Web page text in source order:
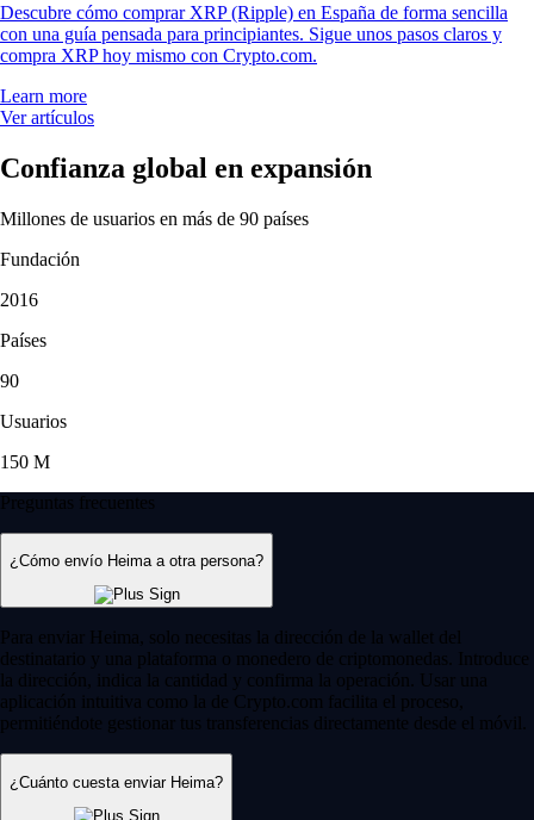
Descubre cómo comprar XRP (Ripple) en España de forma sencilla
con una guía pensada para principiantes. Sigue unos pasos claros y
compra XRP hoy mismo con Crypto.com.
Learn more
Ver artículos
Confianza global en expansión
Millones de usuarios en más de 90 países
Fundación
2016
Países
90
Usuarios
150 M
Preguntas frecuentes
¿Cómo envío Heima a otra persona?
Para enviar Heima, solo necesitas la dirección de la wallet del
destinatario y una plataforma o monedero de criptomonedas. Introduce
la dirección, indica la cantidad y confirma la operación. Usar una
aplicación intuitiva como la de Crypto.com facilita el proceso,
permitiéndote gestionar tus transferencias directamente desde el móvil.
¿Cuánto cuesta enviar Heima?